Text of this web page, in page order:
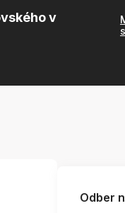
v
Odber